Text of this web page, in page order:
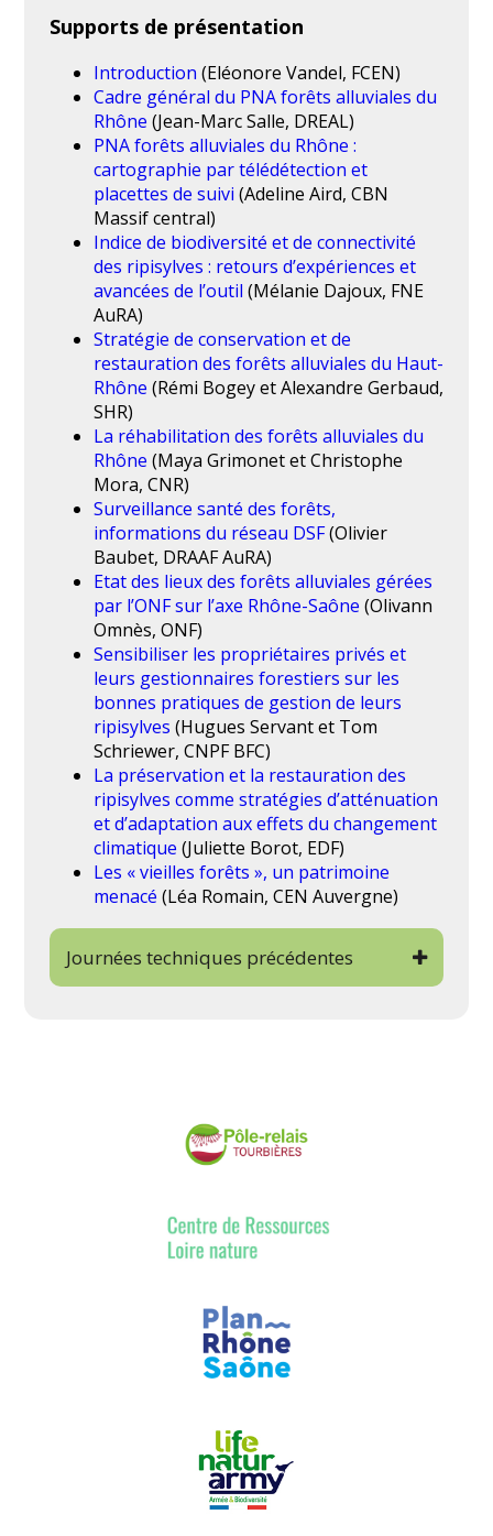
Bourgogne, l’EPTB Saône & Doubs et la
Fédération des Conservatoires d’espaces
naturels sur le thème de la préservation
des zones humides et prairies de la Saône
et du Rhône.
Programme détaillé
Actes de rencontres
La 5e édition des rencontres (Avignon, 1-
2 décembre 2018)a été organisée par le
Conservatoire d’espaces naturels de PACA
et la Fédération des Conservatoires
d’espaces naturels. Elle s’est inscrite dans le
cadre de la deuxième phase du plan Rhône
(2015-2020) et dans la suite de l’élaboration
de la stratégie de préservation et de
restauration des zones humides des vallées
de la Saône et du Rhône.
Programme détaillé
Actes complets des rencontres
synthétiques)
Retour en images
Supports de présentation
Introduction (Eléonore Vandel, FCEN)
Cadre général du PNA forêts alluviales du
Rhône (Jean-Marc Salle, DREAL)
PNA forêts alluviales du Rhône :
cartographie par télédétection et
placettes de suivi (Adeline Aird, CBN
Massif central)
Indice de biodiversité et de connectivité
des ripisylves : retours d’expériences et
avancées de l’outil (Mélanie Dajoux, FNE
AuRA)
Stratégie de conservation et de
restauration des forêts alluviales du Haut-
Rhône (Rémi Bogey et Alexandre Gerbaud,
SHR)
La réhabilitation des forêts alluviales du
Rhône (Maya Grimonet et Christophe
Mora, CNR)
Surveillance santé des forêts,
informations du réseau DSF(Olivier
Baubet, DRAAF AuRA)
Etat des lieux des forêts alluviales gérées
par l’ONF sur l’axe Rhône-Saône (Olivann
Omnès, ONF)
Sensibiliser les propriétaires privés et
leurs gestionnaires forestiers sur les
bonnes pratiques de gestion de leurs
ripisylves (Hugues Servant et Tom
Schriewer, CNPF BFC)
La préservation et la restauration des
ripisylves comme stratégies d’atténuation
et d’adaptation aux effets du changement
climatique (Juliette Borot, EDF)
Les « vieilles forêts », un patrimoine
menacé (Léa Romain, CEN Auvergne)
Journées techniques précédentes
La compétence de gestion des
des inondations (GEMAPI), confiée aux
intercommunalités, est obligatoire
cohérente et plus efficace
l’organisation territoriale dans le
domaine de l’eau pour relever les
aquatiques et de réduction de la
vulnérabilité aux inondations.
Organisée dans le cadre du volet